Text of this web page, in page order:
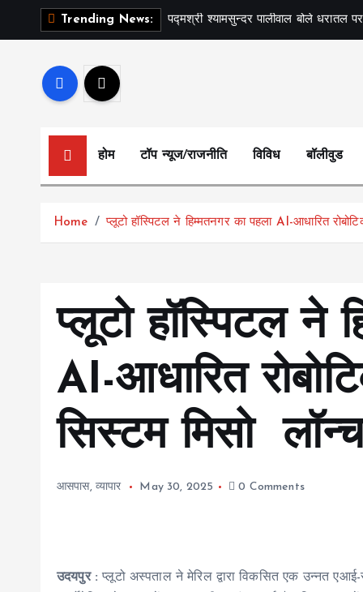
Trending News: पद्मश्री श्यामसुन्दर पालीवाल बोले धरातल
होम टॉप न्यूज/राजनीति विविध बॉलीवुड
Home प्लूटो हॉस्पिटल ने हिम्मतनगर का पहला AI-आधारित
प्लूटो हॉस्पिटल ने
AI-आधारित
सिस्टम मिसो
आसपास, व्यापार May 30, 2025 0 Comments
उदयपुर :प्लूटो अस्पताल ने मेरिल द्वारा विकसित एक उन्नत